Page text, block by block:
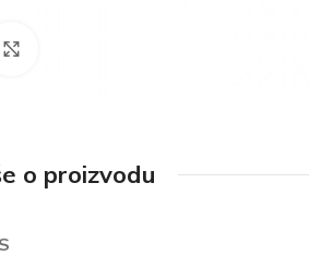
o proizvodu